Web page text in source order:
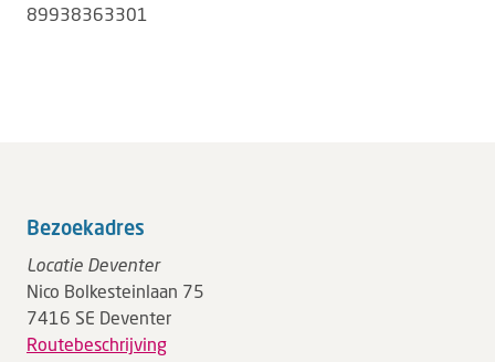
89938363301
Bezoekadres
Locatie Deventer
Nico Bolkesteinlaan 75
7416 SE Deventer
Routebeschrijving